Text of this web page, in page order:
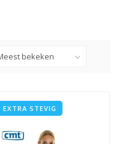
EXTRA STEVIG